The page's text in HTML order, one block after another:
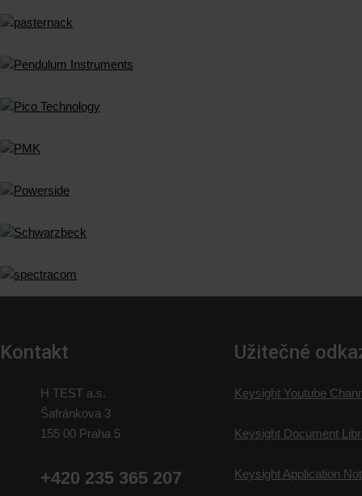
Kontakt
H TEST a.s.
Šafránkova 3
155 00 Praha 5
+420 235 365 207
Užitečné
Keysight Youtube
Keysight Document
Keysight Application